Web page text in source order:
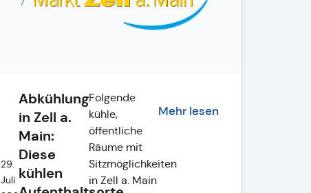
29.
Juli
Abkühlung
in Zell a.
Main:
Diese
kühlen
Folgende
kühle,
öffentliche
Räume mit
Sitzmöglichkeiten
in Zell a. Main
Mehr lesen